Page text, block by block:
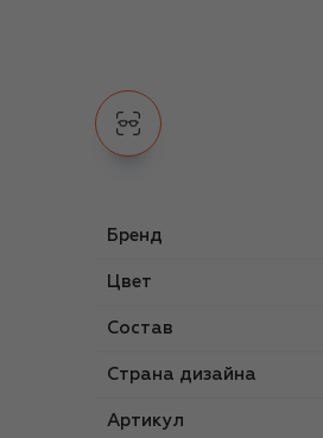
Бренд
Цвет
Состав
Страна дизайна
Артикул